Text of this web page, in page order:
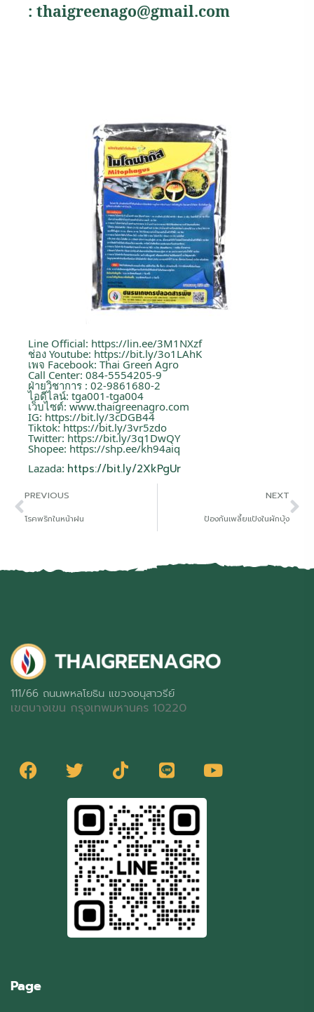
: thaigreenago@gmail.com
Line Official: https://lin.ee/3M1NXzf
ช่อง Youtube: https://bit.ly/3o1LAhK
เพจ Facebook: Thai Green Agro
Call Center: 084-5554205-9
ฝ่ายวิชาการ : 02-9861680-2
ไอดีไลน์: tga001-tga004
เว็บไซต์: www.thaigreenagro.com
IG: https://bit.ly/3cDGB44
Tiktok: https://bit.ly/3vr5zdo
Twitter: https://bit.ly/3q1DwQY
Shopee: https://shp.ee/kh94aiq
Lazada: https://bit.ly/2XkPgUr
PREVIOUS
โรคพริกในหน้าฝน
NEXT
ป้องกันเพลี้ยแป้งในผักบุ้ง
111/66 ถนนพหลโยธิน แขวงอนุสาวรีย์
เขตบางเขน กรุงเทพมหานคร 10220
Page